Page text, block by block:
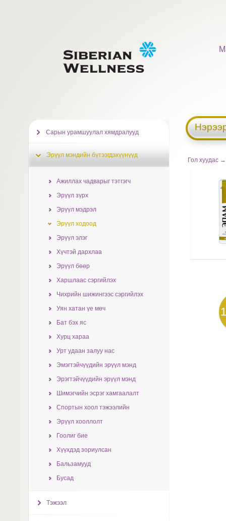
Гол хуудас
Сарын урамшуулал хямдралууд
Эрүүл мэндийн бүтээгдэхүүнүүд
Ажиллах чадварыг тэтгэгч
Эрүүл зүрх
Эрүүл мэдрэл
Эрүүл ходоод
Эрүүл элэг
Хүчтэй дархлаа
Эрүүл бөөр
Харшлаас сэргийлэх
Чихрийн шижингээс сэргийлэх
Уян хатан үе мөч
Бат бэх яс
Хурц хараа
Урт удаан залуу нас
Эмэгтэйчүүдийн эрүүл мэнд
Эрэгтэйчүүдийн эрүүл мэнд
Шимэгчийн эсрэг хамгаалалт
Спортын хоол тэжээлийн
Эрүүл хооллолт
Гоолиг бие
Хүүхдэд зориулсан
Бальзамууд
Бусад
Тэжээл